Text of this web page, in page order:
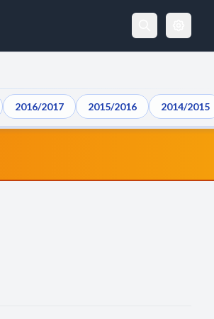
2016/2017 2015/2016 2014/2015